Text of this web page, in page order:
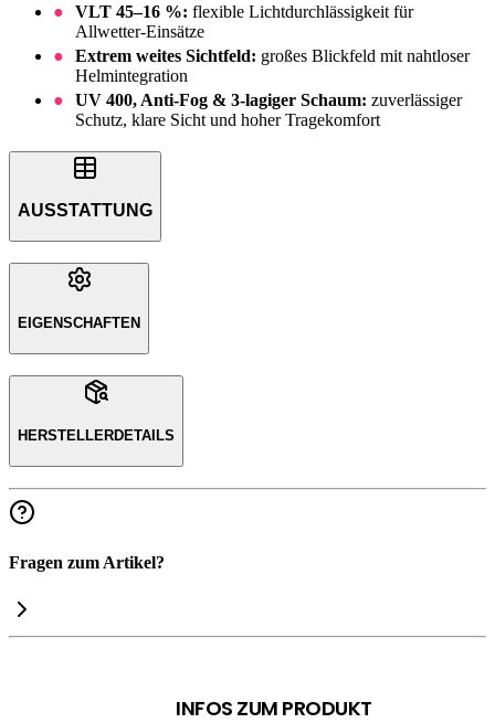
VLT 45–16 %: flexible Lichtdurchlässigkeit für
Allwetter-Einsätze
Extrem weites Sichtfeld: großes Blickfeld mit nahtloser
Helmintegration
UV 400, Anti-Fog & 3-lagiger Schaum: zuverlässiger
Schutz, klare Sicht und hoher Tragekomfort
AUSSTATTUNG
EIGENSCHAFTEN
HERSTELLERDETAILS
Fragen zum Artikel?
INFOS ZUM PRODUKT